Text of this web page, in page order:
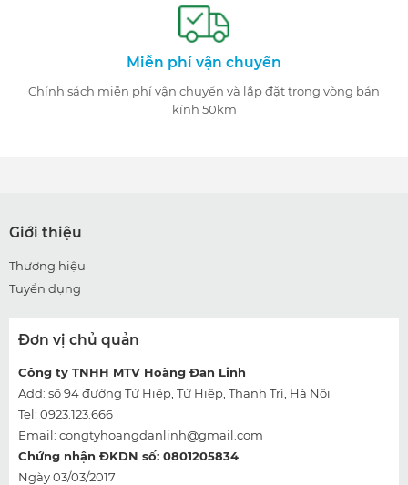
Miễn phí vận chuyển
Chính sách miễn phí vận chuyển và lắp đặt trong vòng bán
kính 50km
Giới thiệu
Thương hiệu
Tuyển dụng
Đơn vị chủ quản
Công ty TNHH MTV Hoàng Đan Linh
Add: số 94 đường Tứ Hiệp, Tứ Hiệp, Thanh Trì, Hà Nội
Tel: 0923.123.666
Email: congtyhoangdanlinh@gmail.com
Chứng nhận ĐKDN số: 0801205834
Ngày 03/03/2017